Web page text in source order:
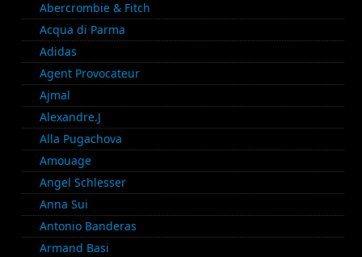
Abercrombie & Fitch
Acqua di Parma
Adidas
Agent Provocateur
Ajmal
Alexandre.J
Alla Pugachova
Amouage
Angel Schlesser
Anna Sui
Antonio Banderas
Armand Basi